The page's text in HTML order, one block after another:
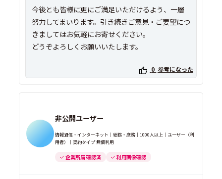
今後とも皆様に更にご満足いただけるよう、一層
努力してまいります。引き続きご意見・ご要望につ
きましてはお気軽にお寄せください。
どうぞよろしくお願いいたします。
0 参考になった
非公開ユーザー
情報通信・インターネット｜総務・庶務｜1000人以上｜ユーザー（利
用者）｜契約タイプ 無償利用
企業所属 確認済 利用画像確認